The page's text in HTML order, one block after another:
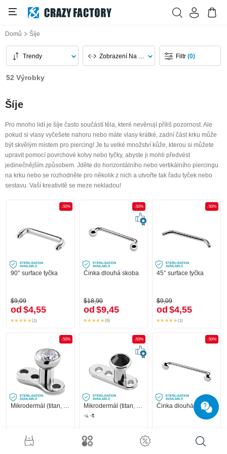
Domů Šíje
Trendy Zobrazení Na Stránku Filtr(0)
52 Výrobky
Šíje
Pro mnoho lidí je šíje často součástí těla, které nevěnují příliš pozornost. Ale
pokud si vlasy vyčešete nahoru nebo máte vlasy krátké, zadní část krku může
být skvělým místem pro piercing! Je tu velké množství kůže, kterou si můžete
upravit pomocí povrchové kotvy nebo tyčky, abyste ji mohli předvést
jedinečnějším způsobem. Jděte do horizontálního nebo vertikálního piercingu
na krku nebo se rozhodněte pro několik z nich a utvořte tak řadu tyček nebo
sestavu. Vaší kreativitě se meze nekladou!
-50%
90° surface tyčka
$9,09
od $4,55
(1)
-50%
Činka dlouhá skoba
$18,90
od $9,45
(6)
-50%
45° surface tyčka
$9,09
od $4,55
(1)
-50%
$9,45
-50%
od
-50%
Činka dlouhá otevřená skoba
$11,45